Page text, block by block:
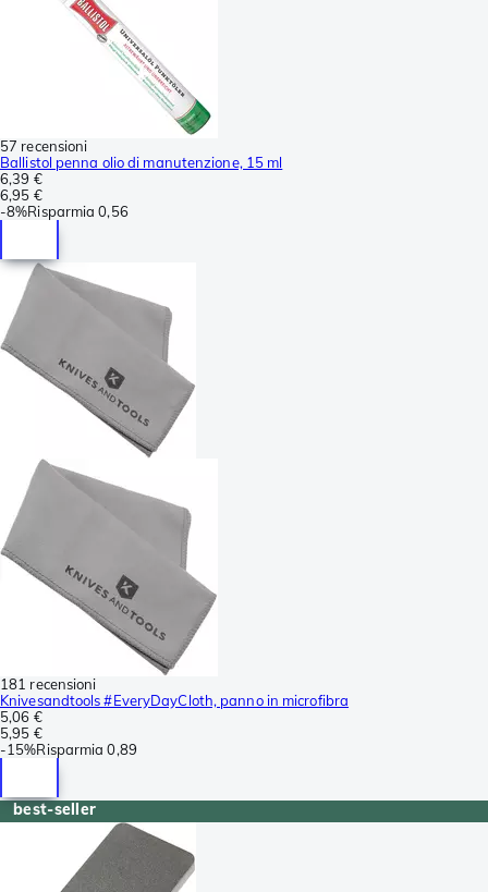
57 recensioni
Ballistol penna olio di manutenzione, 15 ml
6,39 €
6,95 €
-8%Risparmia 0,56
181 recensioni
Knivesandtools #EveryDayCloth, panno in microfibra
5,06 €
5,95 €
-15%Risparmia 0,89
best-seller